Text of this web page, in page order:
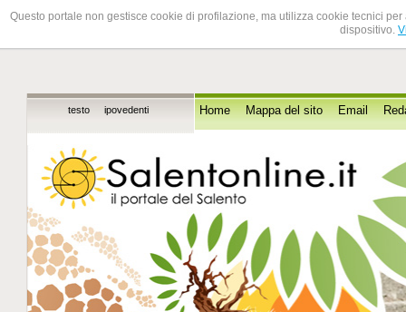
Questo portale non gestisce cookie di profilazione, ma utilizza cookie tecnici
dispositivo.
testo ipovedenti Home Mappa del sito Email